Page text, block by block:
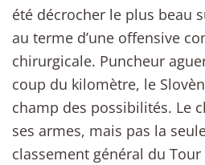
été décrocher le plus beau
au terme d’une offensive
chirurgicale. Puncheur
coup du kilomètre, le
champ des possibilités. Le
ses armes, mais pas la
classement général du